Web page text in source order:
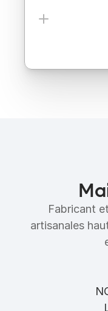
Ingrédients
Fabricant
artisanales